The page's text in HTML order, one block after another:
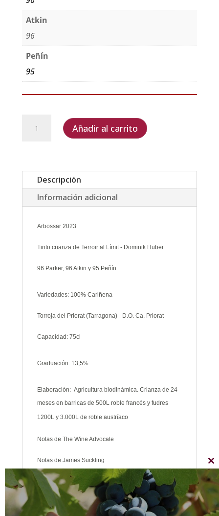
Atkin
96
Peñín
95
2023
Añadir al carrito
Descripción
Información adicional
Arbossar 2023
Tinto crianza de Terroir al Límit - Dominik Huber
96 Parker, 96 Atkin y 95 Peñín
Variedades: 100% Cariñena
Torroja del Priorat (Tarragona) - D.O. Ca. Priorat
Capacidad: 75cl
Graduación: 13,5%
Elaboración: Agricultura biodinámica. Crianza de 24
meses en barricas de 500L roble francés y fudres
1200L y 3.000L de roble austríaco
Notas de The Wine Advocate
Notas de James Suckling
A bright, tactile and silky red exhibiting notes of forest
berries, wild herbs, stones, dried flowers and spices.
It’s medium-bodied with fine-grained tannins and